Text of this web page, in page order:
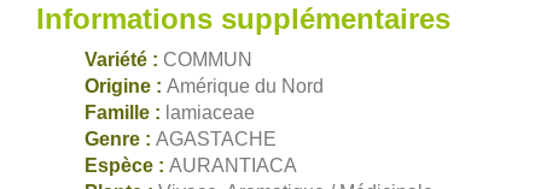
Informations supplémentaires
Variété : COMMUN
Origine : Amérique du Nord
Famille : lamiaceae
Genre : AGASTACHE
Espèce : AURANTIACA